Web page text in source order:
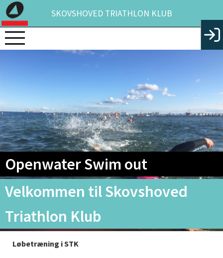
SKOVSHOVED TRIATHLON KLUB
Openwater Swim out
Velkommen til Skovshoved
Triathlon Klub
Løbetræning i STK